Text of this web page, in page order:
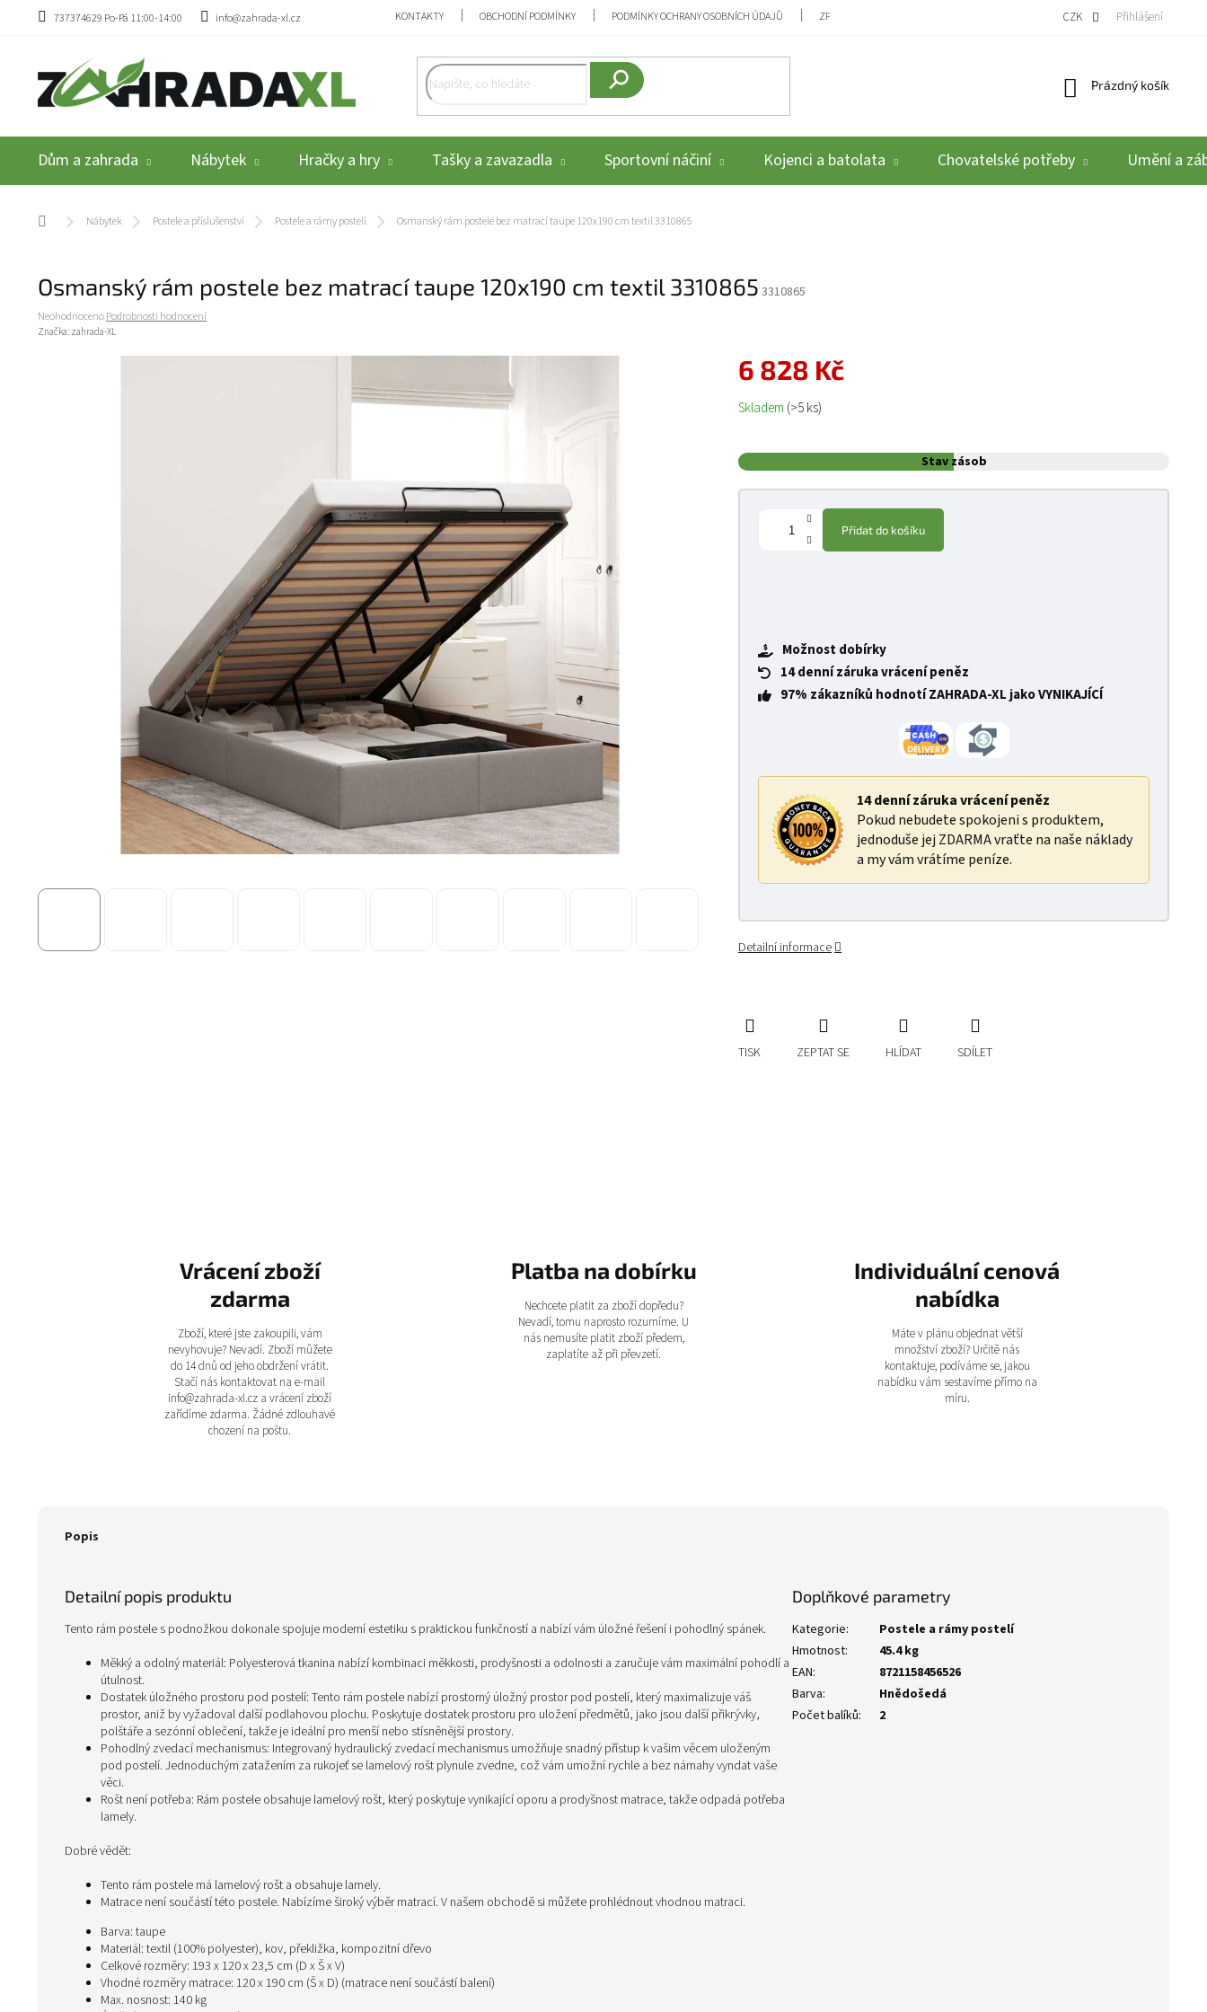
Přejít na obsah
737374629 Po-Pá 11:00-14:00 info@zahrada-xl.cz KONTAKTY OBCHODNÍ PODMÍNKY PODMÍNKY OCHRANY OSOBNÍCH ÚDAJŮ ZPĚTNÝ ODBĚR VYSLOUŽILÝCH ELEKTROZAŘÍZENÍ / BATERIÍ REKLAMACE A
CZK Přihlášení
Nákupní košík
Prázdný košík
Dům a zahrada Nábytek Hračky a hry Tašky a zavazadla Sportovní náčiní Kojenci a batolata Chovatelské potřeby Umění a
Domů Nábytek Postele a příslušenství Postele a rámy postelí Osmanský rám postele bez matrací taupe 120x190 cm textil 3310865
Osmanský rám postele bez matrací taupe 120x190 cm textil 3310865 3310865
Průměrné hodnocení produktu je 0,0 z 5 hvězdiček.
NeohodnocenoPodrobnosti hodnocení
Značka: zahrada-XL
6 828 Kč
Měrná cena:
Skladem (>5 ks)
Stav zásob
Přidat do košíku
Možnost dobírky
14 denní záruka vrácení peněz
97% zákazníků hodnotí ZAHRADA-XL jako VYNIKAJÍCÍ
14 denní záruka vrácení peněz
Pokud nebudete spokojeni s produktem,
jednoduše jej ZDARMA vraťte na naše náklady
a my vám vrátíme peníze.
Detailní informace
TISK ZEPTAT SE HLÍDAT SDÍLET
Vrácení zboží
zdarma
Zboží, které jste zakoupili, vám
nevyhovuje? Nevadí. Zboží můžete
do 14 dnů od jeho obdržení vrátit.
Stačí nás kontaktovat na e-mail
info@zahrada-xl.cz a vrácení zboží
zařídíme zdarma. Žádné zdlouhavé
chození na poštu.
Platba na dobírku
Nechcete platit za zboží dopředu?
Nevadí, tomu naprosto rozumíme. U
nás nemusíte platit zboží předem,
zaplatíte až při převzetí.
Individuální cenová
nabídka
Máte v plánu objednat větší
množství zboží? Určitě nás
kontaktuje, podíváme se, jakou
nabídku vám sestavíme přímo na
míru.
Popis
Detailní popis produktu
Tento rám postele s podnožkou dokonale spojuje moderní estetiku s praktickou funkčností a nabízí vám úložné řešení i pohodlný spánek.
Měkký a odolný materiál: Polyesterová tkanina nabízí kombinaci měkkosti, prodyšnosti a odolnosti a zaručuje vám maximální pohodlí a
útulnost.
Dostatek úložného prostoru pod postelí: Tento rám postele nabízí prostorný úložný prostor pod postelí, který maximalizuje váš
prostor, aniž by vyžadoval další podlahovou plochu. Poskytuje dostatek prostoru pro uložení předmětů, jako jsou další přikrývky,
polštáře a sezónní oblečení, takže je ideální pro menší nebo stísněnější prostory.
Pohodlný zvedací mechanismus: Integrovaný hydraulický zvedací mechanismus umožňuje snadný přístup k vašim věcem uloženým
pod postelí. Jednoduchým zatažením za rukojeť se lamelový rošt plynule zvedne, což vám umožní rychle a bez námahy vyndat vaše
věci.
Rošt není potřeba: Rám postele obsahuje lamelový rošt, který poskytuje vynikající oporu a prodyšnost matrace, takže odpadá potřeba
lamely.
Dobré vědět:
Tento rám postele má lamelový rošt a obsahuje lamely.
Matrace není součástí této postele. Nabízíme široký výběr matrací. V našem obchodě si můžete prohlédnout vhodnou matraci.
Barva: taupe
Materiál: textil (100% polyester), kov, překližka, kompozitní dřevo
Celkové rozměry: 193 x 120 x 23,5 cm (D x Š x V)
Vhodné rozměry matrace: 120 x 190 cm (Š x D) (matrace není součástí balení)
Max. nosnost: 140 kg
Doplňkové parametry
Kategorie:
Postele a rámy postelí
Hmotnost:
45.4 kg
EAN:
8721158456526
Barva:
Hnědošedá
Počet balíků: 2